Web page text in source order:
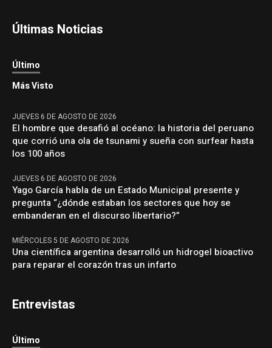
Últimas Noticias
Último
Más Visto
JUEVES 6 DE AGOSTO DE 2026
El hombre que desafió al océano: la historia del peruano
que corrió una ola de tsunami y sueña con surfear hasta
los 100 años
JUEVES 6 DE AGOSTO DE 2026
Yago García habla de un Estado Municipal presente y
pregunta “¿dónde estaban los sectores que hoy se
embanderan en el discurso libertario?”
MIÉRCOLES 5 DE AGOSTO DE 2026
Una científica argentina desarrolló un hidrogel bioactivo
para reparar el corazón tras un infarto
Entrevistas
Último